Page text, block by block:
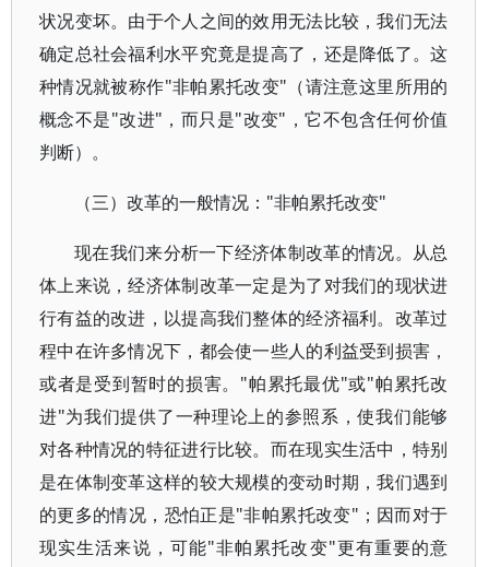
状况变坏。由于个人之间的效用无法比较，我们无法
确定总社会福利水平究竟是提高了，还是降低了。这
种情况就被称作"非帕累托改变"（请注意这里所用的
概念不是"改进"，而只是"改变"，它不包含任何价值
判断）。
（三）改革的一般情况："非帕累托改变"
现在我们来分析一下经济体制改革的情况。从总
体上来说，经济体制改革一定是为了对我们的现状进
行有益的改进，以提高我们整体的经济福利。改革过
程中在许多情况下，都会使一些人的利益受到损害，
或者是受到暂时的损害。"帕累托最优"或"帕累托改
进"为我们提供了一种理论上的参照系，使我们能够
对各种情况的特征进行比较。而在现实生活中，特别
是在体制变革这样的较大规模的变动时期，我们遇到
的更多的情况，恐怕正是"非帕累托改变"；因而对于
现实生活来说，可能"非帕累托改变"更有重要的意